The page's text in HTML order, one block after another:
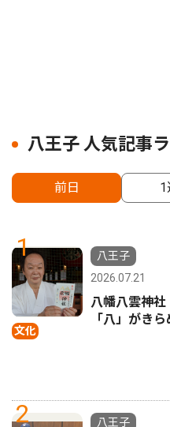
八王子 人気記事
前日 1
1
文化
八王子
2026.07.21
八幡八雲神
「八」がきら
2
八王子